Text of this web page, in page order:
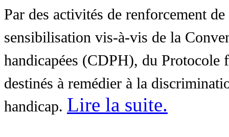
Par des activités de renforcement
sensibilisation vis-à-vis de la
handicapées (CDPH), du Protocole
destinés à remédier à la
handicap. Lire la suite.